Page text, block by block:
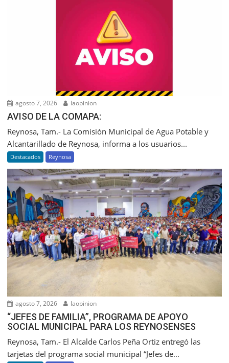
agosto 7, 2026 laopinion
AVISO DE LA COMAPA:
Reynosa, Tam.- La Comisión Municipal de Agua Potable y
Alcantarillado de Reynosa, informa a los usuarios...
Destacados Reynosa
agosto 7, 2026 laopinion
“JEFES DE FAMILIA”, PROGRAMA DE APOYO
SOCIAL MUNICIPAL PARA LOS REYNOSENSES
Reynosa, Tam.- El Alcalde Carlos Peña Ortiz entregó las
tarjetas del programa social municipal “Jefes de...